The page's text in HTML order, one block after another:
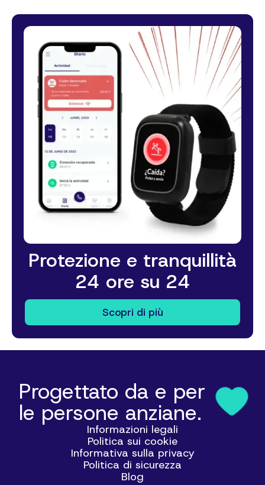
Protezione e tranquillità
24 ore su 24
Scopri di più
Progettato da e per
le persone anziane.
Informazioni legali
Politica sui cookie
Informativa sulla privacy
Politica di sicurezza
Blog